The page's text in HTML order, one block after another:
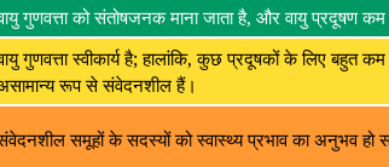
गुणवत्ता को संतोषजनक माना जाता है, और वायु प्रदूषण कम
गुणवत्ता स्वीकार्य है; हालांकि, कुछ प्रदूषकों के लिए बहुत
रूप से संवेदनशील हैं।
समूहों के सदस्यों को स्वास्थ्य प्रभाव का अनुभव हो